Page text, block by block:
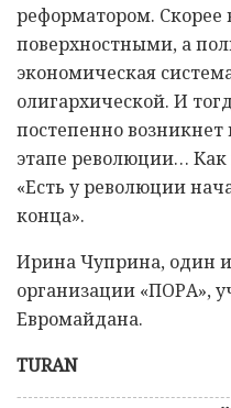
реформатором. Скорее
поверхностными, а
экономическая
олигархической. И
постепенно
этапе революции… Как
«Есть у революции
конца».
Ирина Чуприна, один
организации «ПОРА»,
Евромайдана.
TURAN